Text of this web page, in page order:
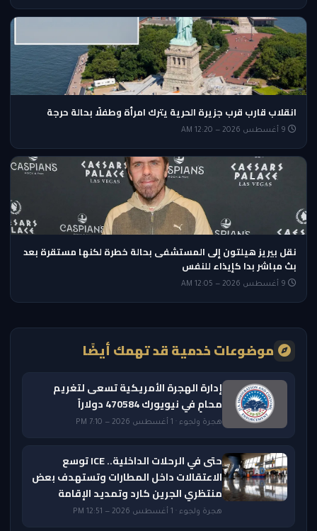
انقلاب قارب قرب جزيرة الحرية يترك امرأة وطفلًا بحالة حرجة
نقل بيريز هيلتون إلى المستشفى بحالة خطرة لكنها مستقرة بعد
بث مباشر بدا كإيذاء للنفس
موضوعات خدمية قد تهمك أيضًا
إدارة الهجرة الأمريكية تسعى لتغريم
محامٍ في نيويورك 470584 دولاراً
هجرة ولجوء · 1 أغسطس 2026 — 7:10 PM
حتى في الرحلات الداخلية.. ICE توسع
الاعتقالات داخل المطارات وتستهدف بعض
منتظري الجرين كارد وتمديد الإقامة
هجرة ولجوء · 1 أغسطس 2026 — 12:51 PM